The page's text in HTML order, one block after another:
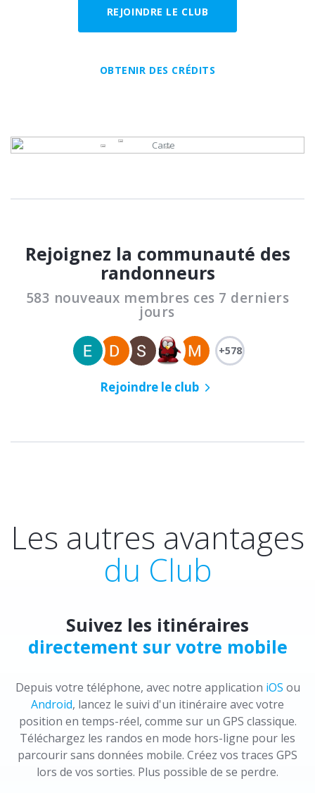
REJOINDRE LE CLUB
OBTENIR DES CRÉDITS
Rejoignez la communauté des
randonneurs
583 nouveaux membres ces 7 derniers
jours
+578
Rejoindre le club
Les autres avantages
du Club
Suivez les itinéraires
directement sur votre mobile
Depuis votre téléphone, avec notre application iOS ou
Android, lancez le suivi d'un itinéraire avec votre
position en temps-réel, comme sur un GPS classique.
Téléchargez les randos en mode hors-ligne pour les
parcourir sans données mobile. Créez vos traces GPS
lors de vos sorties. Plus possible de se perdre.